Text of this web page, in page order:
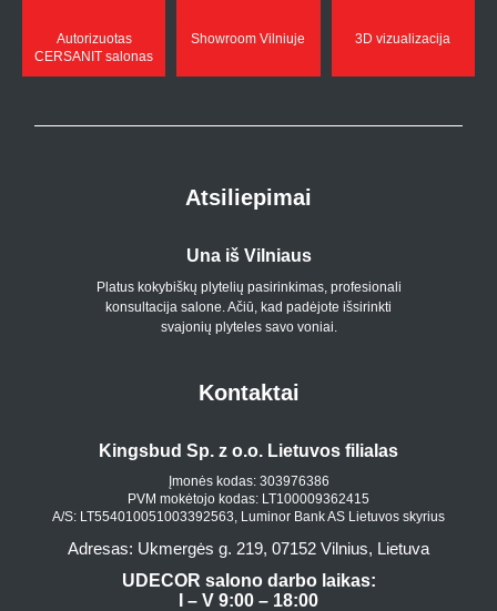
Autorizuotas
CERSANIT salonas
Showroom Vilniuje 3D vizualizacija
Atsiliepimai
Una iš Vilniaus
Platus kokybiškų plytelių pasirinkimas, profesionali
konsultacija salone. Ačiū, kad padėjote išsirinkti
svajonių plyteles savo voniai.
Kontaktai
Kingsbud Sp. z o.o. Lietuvos filialas
Įmonės kodas: 303976386
PVM mokėtojo kodas: LT100009362415
A/S: LT554010051003392563, Luminor Bank AS Lietuvos skyrius
Adresas: Ukmergės g. 219, 07152 Vilnius, Lietuva
UDECOR salono darbo laikas:
I – V 9:00 – 18:00